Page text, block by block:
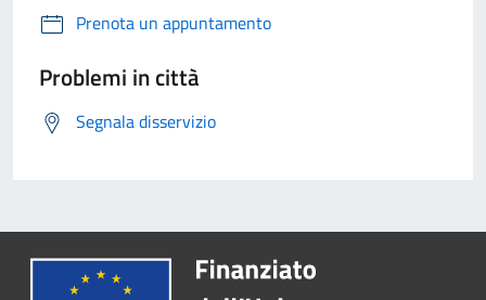
Prenota un appuntamento
Problemi in città
Segnala disservizio